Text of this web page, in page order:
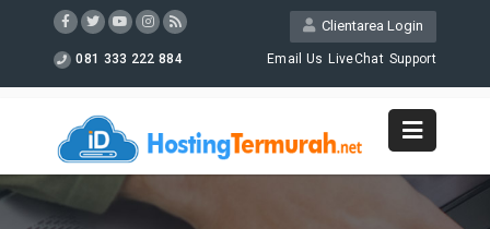
Clientarea Login
081 333 222 884 Email Us LiveChat Support